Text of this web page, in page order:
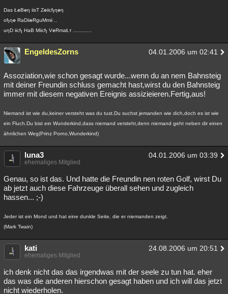
Das Ł℮B℮η iisT Z℮iicђη℮η
oђη℮ RaDii℮RguMmii ..
uηD iicђ HaB Miicђ V℮RmaŁт ............
EngeldesZorns 04.01.2006 um 02:41
Assoziation,wie schon gesagt wurde...wenn du an nem Bahnsteig
mit deiner Freundin schluss gemacht hast,wirst du den Bahnsteig
immer mit diesem negativen Ereignis assizieieren.Fertig,aus!
Niemand ist wie du,keiner versteht was du tust.Du suchst jemanden wie dich,doch es ist wie
ein Fluch.Du bist ein Wunderkind,dass niemand versteht,denn niemand geht neben dir einen
ähnlichen Weg(Prinz Porno,Wunderkind)
luna3 04.01.2006 um 03:39
ehemaliges Mitglied
Genau, so ist das. Und hatte die Freundin nen roten Golf, wirst Du
ab jetzt auch diese Fahrzeuge überall sehen und zugleich
hassen... ;-)
Jeder ist ein Mond und hat eine dunkle Seite, die er niemanden zeigt.
(Mark Twain)
kati 24.08.2006 um 20:51
ehemaliges Mitglied
ich denk nicht das das irgendwas mit der seele zu tun hat. eher
das was die anderen hierschon gesagt haben und ich will das jetzt
nicht wiederholen.